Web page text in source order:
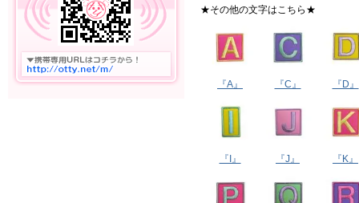
★その他の文字はこちら★
『A』 『C』 『D』
『I』 『J』 『K』